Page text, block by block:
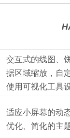
交互式的线图、
据区域缩放，自
使用可视化工具
适应小屏幕的动
优化、简化的主